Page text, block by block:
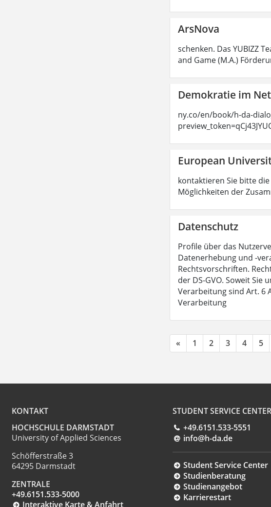
ArsNova
schenken. Das YUBIZZ
and Game (M.A.)
Demokratie im
ny.co/en/book/h-da-
European
kontaktieren Sie bitte
Möglichkeiten der
Datenschutz
Profile über das
Datenerhebung und -
Rechtsvorschriften.
der DS-GVO. Soweit
Verarbeitung sind Art. 6
Verarbeitung
« 1 2 3 4 5
KONTAKT
HOCHSCHULE DARMSTADT
University of Applied Sciences
Schöfferstraße 3
64295 Darmstadt
ZENTRALE
+49.6151.533-5000
Interaktive Karte & Anfahrt
STUDENT SERVICE CENTER
+49.6151.533-5551
info@h-da.de
Student Service Center
Studienberatung
Studienangebot
Karrierestart